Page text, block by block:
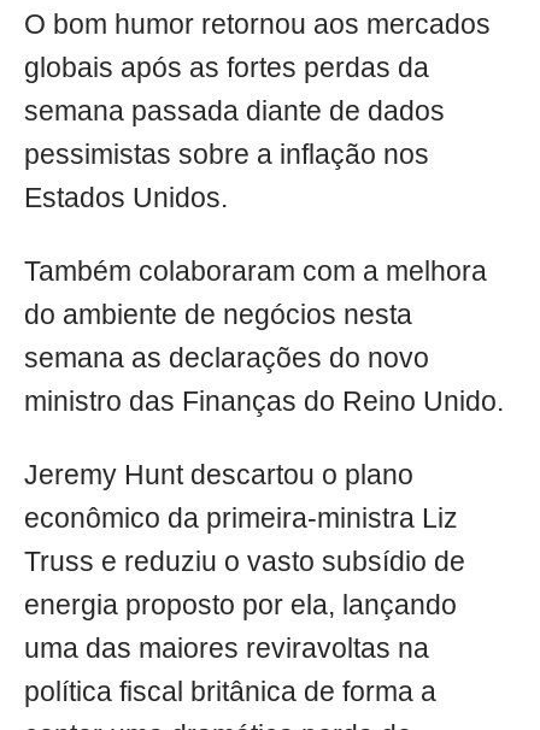
O bom humor retornou aos mercados
globais após as fortes perdas da
semana passada diante de dados
pessimistas sobre a inflação nos
Estados Unidos.
Também colaboraram com a melhora
do ambiente de negócios nesta
semana as declarações do novo
ministro das Finanças do Reino Unido.
Jeremy Hunt descartou o plano
econômico da primeira-ministra Liz
Truss e reduziu o vasto subsídio de
energia proposto por ela, lançando
uma das maiores reviravoltas na
política fiscal britânica de forma a